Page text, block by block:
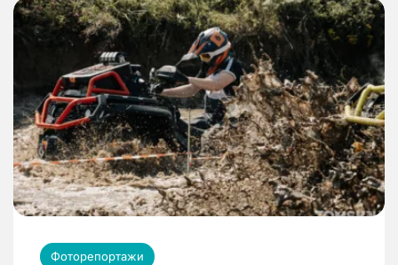
Фоторепортажи